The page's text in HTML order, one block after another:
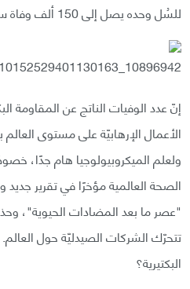
للسُل وحده يصل إلى 150 ألف وفاة سنويًا.
إنّ عدد الوفيات الناتج عن المقاومة
الأعمال الإرهابيّة على مستوى العالم
ولعلم الميكروبيولوجيا هام جدًا،
الصحة العالمية مؤخرًا في تقرير
"عصر ما بعد المضادات الحيوية"،
تتحرّك الشركات الصيدليّة حول
البكتيرية؟